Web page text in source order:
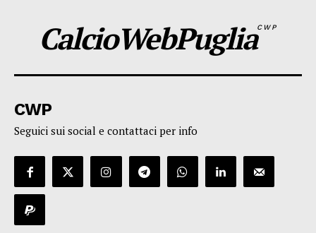
CalcioWebPugliaCWP
CWP
Seguici sui social e contattaci per info